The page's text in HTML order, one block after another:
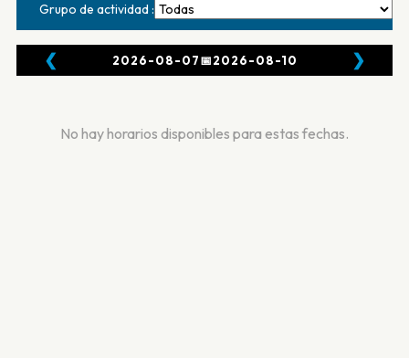
Grupo de actividad :
❮ 2026-08-07📅2026-08-10 ❯
No hay horarios disponibles para estas fechas.